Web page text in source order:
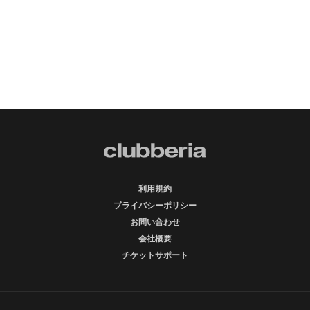
利用規約
プライバシーポリシー
お問い合わせ
会社概要
チケットサポート